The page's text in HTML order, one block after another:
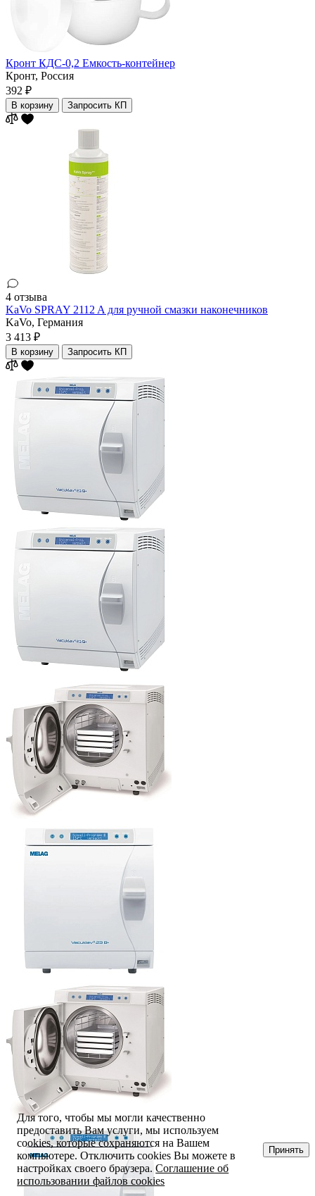
Кронт КДС-0,2 Емкость-контейнер
Кронт, Россия
392 ₽
В корзину Запросить КП
4 отзыва
KaVo SPRAY 2112 A для ручной смазки наконечников
KaVo, Германия
3 413 ₽
В корзину Запросить КП
Для того, чтобы мы могли качественно
предоставить Вам услуги, мы используем
cookies, которые сохраняются на Вашем
компьютере. Отключить cookies Вы можете в
настройках своего браузера.Соглашение об
использовании файлов cookies
Принять